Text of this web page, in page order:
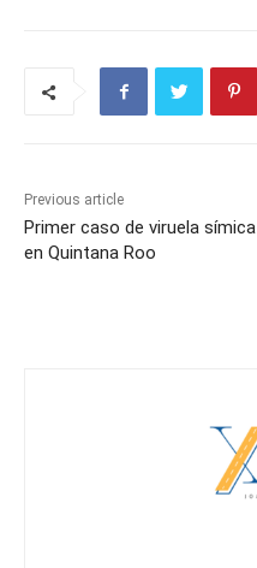
Previous article
Primer caso de viruela símica
en Quintana Roo